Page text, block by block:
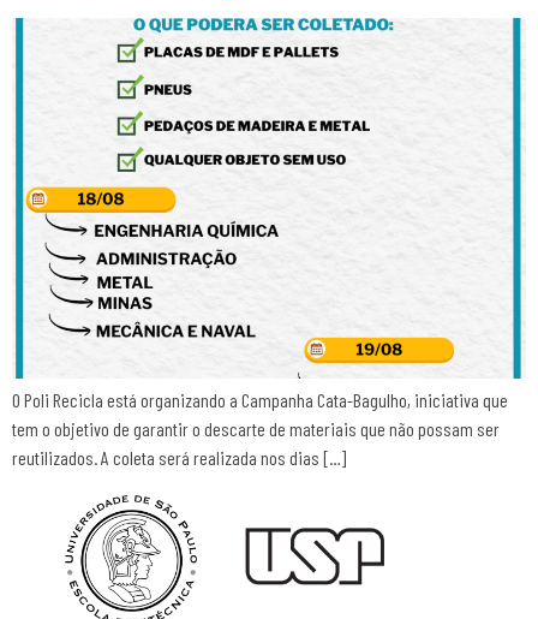
O Poli Recicla está organizando a Campanha Cata-Bagulho, iniciativa que
tem o objetivo de garantir o descarte de materiais que não possam ser
reutilizados. A coleta será realizada nos dias […]